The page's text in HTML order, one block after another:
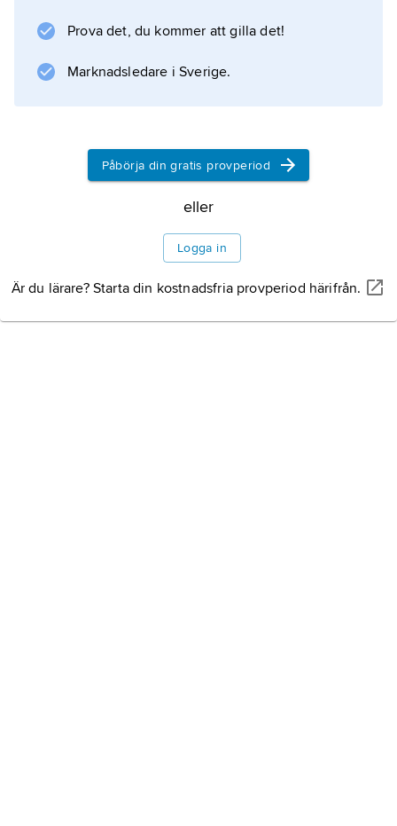
Litteraturanvisning
Information om artikeln
Prova det, du kommer att gilla det!
Marknadsledare i Sverige.
Påbörja din gratis provperiod
eller
Logga in
Är du lärare? Starta din kostnadsfria provperiod härifrån.